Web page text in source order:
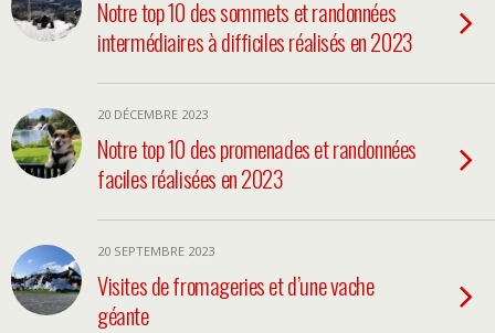
Notre top 10 des sommets et randonnées
intermédiaires à difficiles réalisés en 2023
20 DÉCEMBRE 2023
Notre top 10 des promenades et randonnées
faciles réalisées en 2023
20 SEPTEMBRE 2023
Visites de fromageries et d’une vache
géante